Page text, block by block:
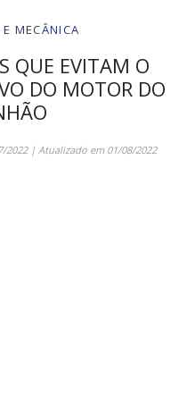
MECÂNICA
QUE EVITAM O
DO MOTOR DO
2022| Atualizado em 01/08/2022